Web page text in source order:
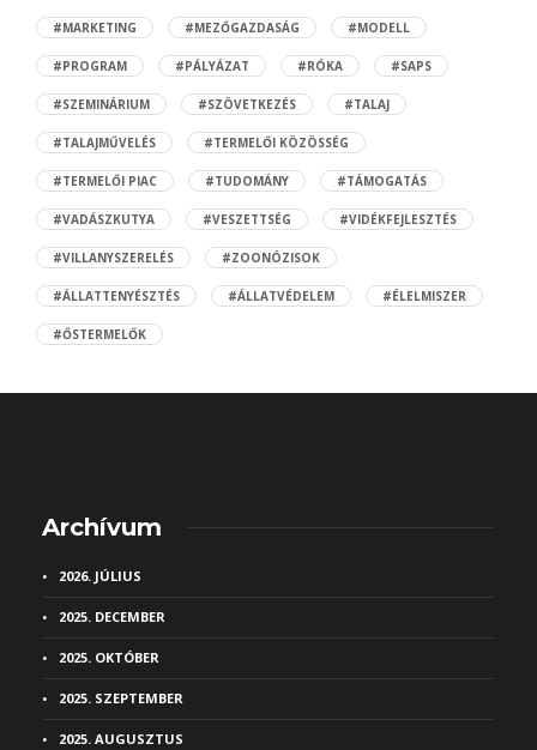
#MARKETING #MEZŐGAZDASÁG #MODELL
#PROGRAM #PÁLYÁZAT #RÓKA #SAPS
#SZEMINÁRIUM #SZÖVETKEZÉS #TALAJ
#TALAJMŰVELÉS #TERMELŐI KÖZÖSSÉG
#TERMELŐI PIAC #TUDOMÁNY #TÁMOGATÁS
#VADÁSZKUTYA #VESZETTSÉG #VIDÉKFEJLESZTÉS
#VILLANYSZERELÉS #ZOONÓZISOK
#ÁLLATTENYÉSZTÉS #ÁLLATVÉDELEM #ÉLELMISZER
#ŐSTERMELŐK
Archívum
2026. JÚLIUS
2025. DECEMBER
2025. OKTÓBER
2025. SZEPTEMBER
2025. AUGUSZTUS